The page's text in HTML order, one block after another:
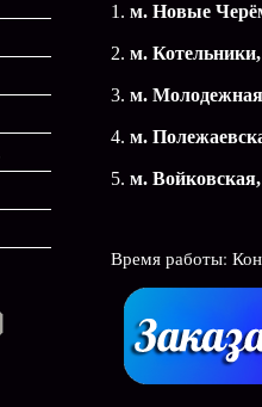
1. м. Новые
2. м. Котельники,
3. м.
4. м.
5. м. Войковская,
Время работы: